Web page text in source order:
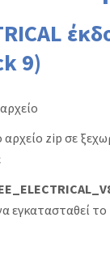
9)
zip σε
εγκατασταθεί